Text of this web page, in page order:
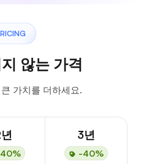
않는 가격
가치를 더하세요.
3년
-40%